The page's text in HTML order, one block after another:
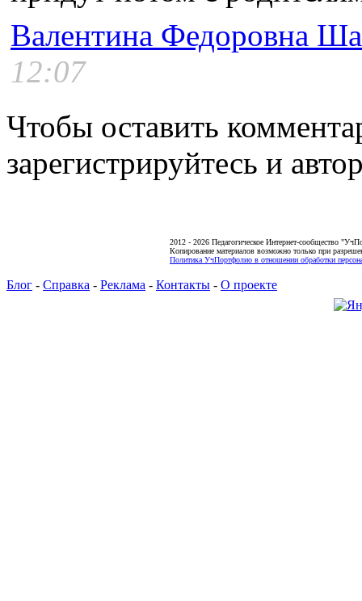
Валентина Федоровна
12:07
Чтобы оставить
зарегистрируйтесь и
2012 - 2026 Педагогическое Интернет-сообщество
Копирование материалов возможно только при
Политика УчПортфолио в отношении обработки
Блог - Справка - Реклама - Контакты - О проекте